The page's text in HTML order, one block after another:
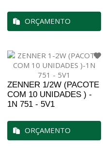
ORÇAMENTO
ZENNER 1/2W (PACOTE
COM 10 UNIDADES ) -
1N 751 - 5V1
ORÇAMENTO